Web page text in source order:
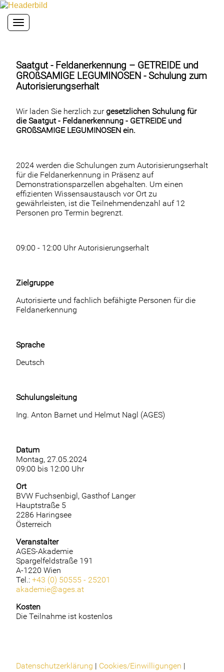
Toggle navigation
Saatgut - Feldanerkennung – GETREIDE und
GROßSAMIGE LEGUMINOSEN - Schulung zum
Autorisierungserhalt
Wir laden Sie herzlich zurgesetzlichen Schulung für
die Saatgut - Feldanerkennung - GETREIDE und
GROßSAMIGE LEGUMINOSEN ein.
2024 werden die Schulungen zum Autorisierungserhalt
für die Feldanerkennung in Präsenz auf
Demonstrationsparzellen abgehalten. Um einen
effizienten Wissensaustausch vor Ort zu
gewährleisten, ist die Teilnehmendenzahl auf 12
Personen pro Termin begrenzt.
09:00 - 12:00 Uhr Autorisierungserhalt
Zielgruppe
Autorisierte und fachlich befähigte Personen für die
Feldanerkennung
Sprache
Deutsch
Schulungsleitung
Ing. Anton Barnet und Helmut Nagl (AGES)
Datum
Montag, 27.05.2024
09:00 bis 12:00 Uhr
Ort
BVW Fuchsenbigl, Gasthof Langer
Hauptstraße 5
2286 Haringsee
Österreich
Veranstalter
AGES-Akademie
Spargelfeldstraße 191
A-1220 Wien
Tel.: +43 (0) 50555 - 25201
akademie@ages.at
Kosten
Die Teilnahme ist kostenlos
Datenschutzerklärung | Cookies/Einwilligungen |